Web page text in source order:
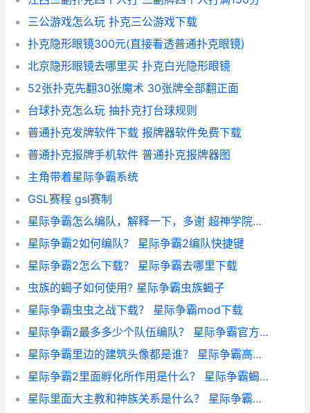
三公游戏怎么玩 扑克三公游戏下载
扑克隐形眼镜300元(直接看透普通扑克眼镜)
北京隐形眼镜去哪里买 扑克白光隐形眼镜
52张扑克先翻30张魔术 30张牌全部翻正面
台球扑克怎么玩 抽扑克打台球规则
普通扑克发牌软件下载 报牌器软件免费下载
普通扑克报牌手机软件 普通扑克报牌器图
主角带着星际争霸系统
GSL赛程 gsl赛制
星际争霸怎么编队，解释一下，多谢 超神学院之星际争霸
星际争霸2如何编队？ 星际争霸2编队快捷键
星际争霸2怎么下载？ 星际争霸去哪里下载
虫族的蝎子如何使用? 星际争霸虫族蝎子
星际争霸虫虫之战下载？ 星际争霸mod下载
星际争霸2最多多少个队伍编队？ 星际争霸官方图鉴
星际争霸里边的建筑头像都是谁？ 星际争霸高清头像
星际争霸2里面孵化所作用是什么？ 星际争霸蝎子黄雾作用
星际里面大主教和神族关系是什么？ 星际争霸之星灵执政官